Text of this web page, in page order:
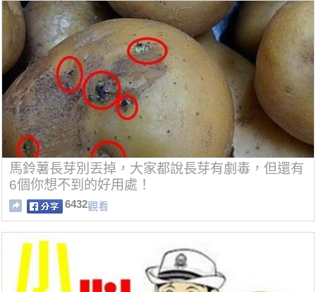
馬鈴薯長芽別丟掉，大家都說長芽有劇毒，但還有
6個你想不到的好用處！
6432觀看